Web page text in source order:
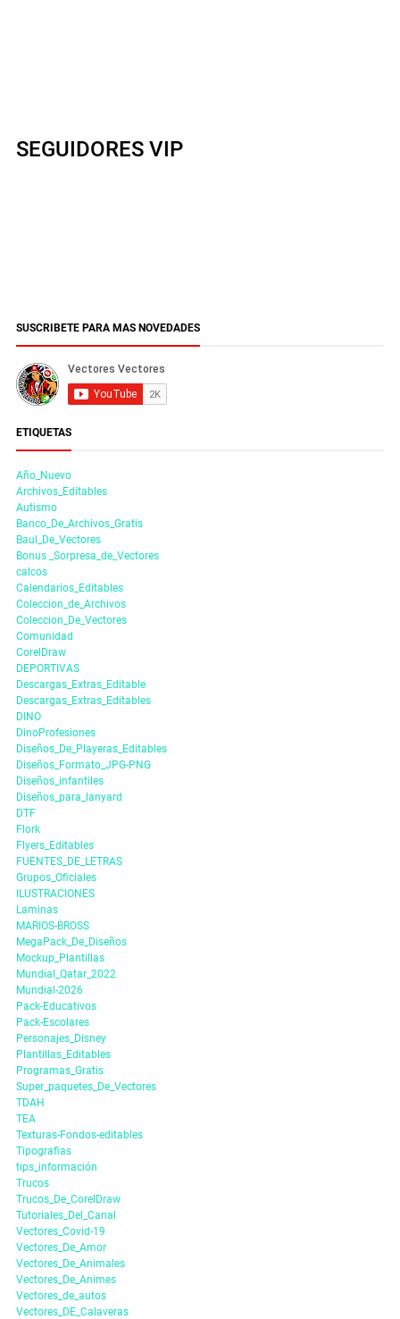
SEGUIDORES VIP
SUSCRIBETE PARA MAS NOVEDADES
ETIQUETAS
Año_Nuevo
Archivos_Editables
Autismo
Banco_De_Archivos_Gratis
Baul_De_Vectores
Bonus _Sorpresa_de_Vectores
calcos
Calendarios_Editables
Coleccion_de_Archivos
Coleccion_De_Vectores
Comunidad
CorelDraw
DEPORTIVAS
Descargas_Extras_Editable
Descargas_Extras_Editables
DINO
DinoProfesiones
Diseños_De_Playeras_Editables
Diseños_Formato_JPG-PNG
Diseños_infantiles
Diseños_para_lanyard
DTF
Flork
Flyers_Editables
FUENTES_DE_LETRAS
Grupos_Oficiales
ILUSTRACIONES
Laminas
MARIOS-BROSS
MegaPack_De_Diseños
Mockup_Plantillas
Mundial_Qatar_2022
Mundial-2026
Pack-Educativos
Pack-Escolares
Personajes_Disney
Plantillas_Editables
Programas_Gratis
Super_paquetes_De_Vectores
TDAH
TEA
Texturas-Fondos-editables
Tipografias
tips_información
Trucos
Trucos_De_CorelDraw
Tutoriales_Del_Canal
Vectores_Covid-19
Vectores_De_Amor
Vectores_De_Animales
Vectores_De_Animes
Vectores_de_autos
Vectores_DE_Calaveras